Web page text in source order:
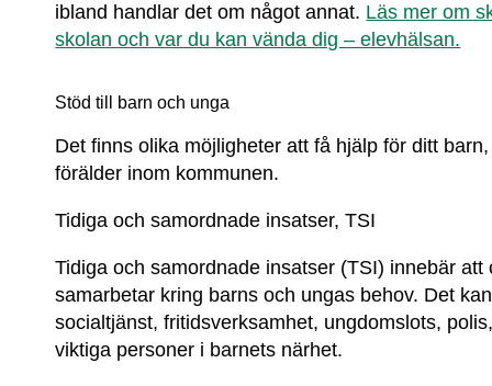
ibland handlar det om något annat. Läs mer om
skolan och var du kan vända dig – elevhälsan.
Stöd till barn och unga
Det finns olika möjligheter att få hjälp för ditt
förälder inom kommunen.
Tidiga och samordnade insatser, TSI
Tidiga och samordnade insatser (TSI) innebär att
samarbetar kring barns och ungas behov. Det
socialtjänst, fritidsverksamhet, ungdomslots,
viktiga personer i barnets närhet.